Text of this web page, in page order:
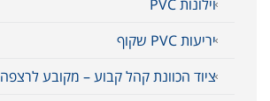
וילונות PVC
יריעות PVC שקוף
ציוד הכוונת קהל קבוע – מקובע לרצפה